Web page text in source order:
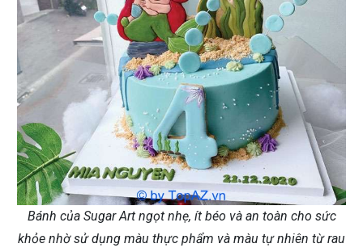
Bánh của Sugar Art ngọt nhẹ, ít béo và an toàn cho sức
khỏe nhờ sử dụng màu thực phẩm và màu tự nhiên từ rau